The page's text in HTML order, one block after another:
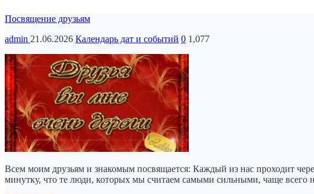
Посвящение друзьям
admin 21.06.2026 Календарь дат и событий 0 1,077
Всем моим друзьям и знакомым посвящается: Каждый из нас проходит
минутку, что те люди, которых мы считаем самыми сильными, чаще